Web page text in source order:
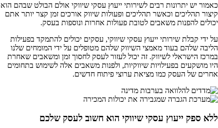
כאמור יש יתרונות רבים לשירותי ייעוץ עסקי שיווקי אולם הבולט שבהם הוא
קיצור תהליכים וכאשר תהליכים ופעולות שיווק אורכים זמן קצר יותר אתם
יכולים להפנות משאבים לטובת פעולות אחרות ונוספות בעסק.
על ידי קבלת שירותי ייעוץ עסקי שיווקי, עסקים יכולים להתמקד בפעילות
הליבה שלהם בעוד מאמצי השיווק שלהם מטופלים על ידי המומחים שלנו
במרכז הישראלי לשיווק. זה יכול לעזור לעסק לחסוך זמן ומשאבים שאחרת
היו מושקעים בפעילויות שיווקיות, ולפנות משאבים אלה לשימוש בתחומים
אחרים של העסק כמו מציאת ערוצי פיתוח חדשים.
ללא ספק ייעוץ עסקי שיווקי הוא חשוב לעסק שלכם